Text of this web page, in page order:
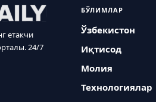
етакчи
24/7
БЎЛИМЛАР
Ўзбекистон
Иқтисод
Молия
Технологиялар